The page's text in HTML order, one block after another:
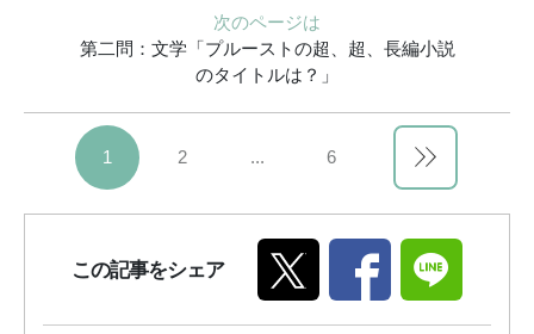
次のページは
第二問：文学「プルーストの超、超、長編小説
のタイトルは？」
1 2 ... 6
この記事をシェア